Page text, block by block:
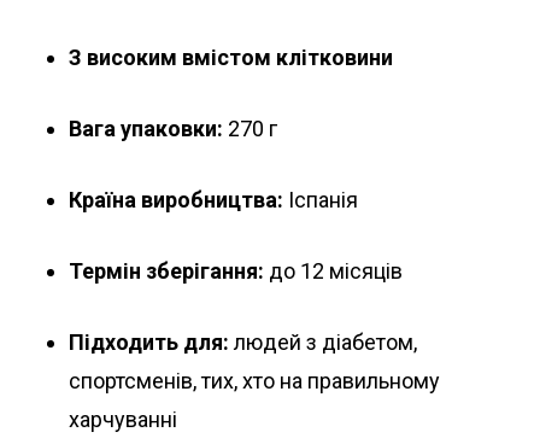
З високим вмістом клітковини
Вага упаковки: 270 г
Країна виробництва: Іспанія
Термін зберігання: до 12 місяців
Підходить для: людей з діабетом,
спортсменів, тих, хто на правильному
харчуванні